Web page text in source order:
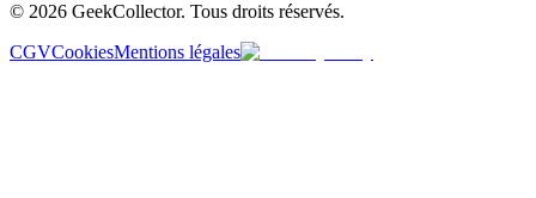
© 2026 GeekCollector. Tous droits réservés.
CGVCookiesMentions légales